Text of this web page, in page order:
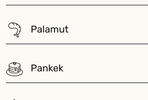
Palamut
Pankek